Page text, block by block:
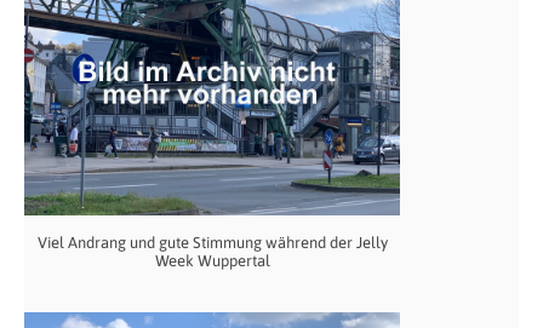
Viel Andrang und gute Stimmung während der Jelly
Week Wuppertal